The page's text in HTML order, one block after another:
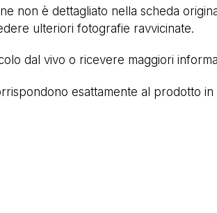
non è dettagliato nella scheda
ulteriori fotografie ravvicinate.
dal vivo o ricevere maggiori
esattamente al prodotto